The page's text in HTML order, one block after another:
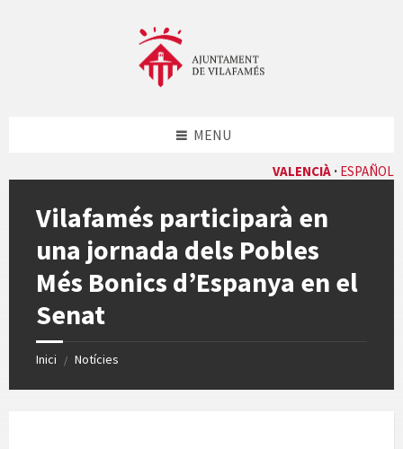
VALENCIÀ ESPAÑOL
MENU
Vilafamés participarà en
una jornada dels Pobles
Més Bonics d’Espanya en el
Senat
Inici / Notícies